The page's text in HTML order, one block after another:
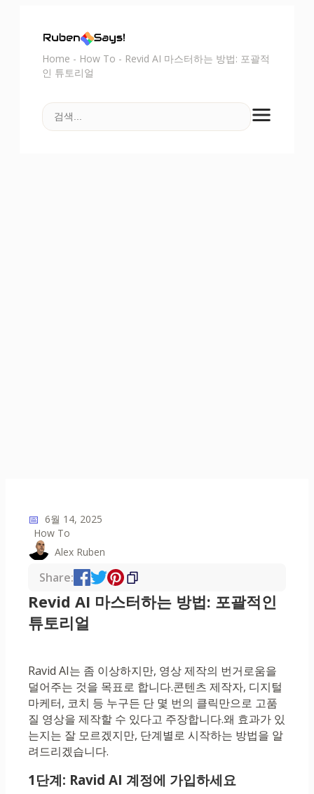
Home - How To - Revid AI 마스터하는 방법: 포괄적
인 튜토리얼
📅 6월 14, 2025
How To
Alex Ruben
Share:
Revid AI 마스터하는 방법: 포괄적인
튜토리얼
Ravid AI는 좀 이상하지만, 영상 제작의 번거로움을
덜어주는 것을 목표로 합니다.콘텐츠 제작자, 디지털
마케터, 코치 등 누구든 단 몇 번의 클릭만으로 고품
질 영상을 제작할 수 있다고 주장합니다.왜 효과가 있
는지는 잘 모르겠지만, 단계별로 시작하는 방법을 알
려드리겠습니다.
1단계: Ravid AI 계정에 가입하세요